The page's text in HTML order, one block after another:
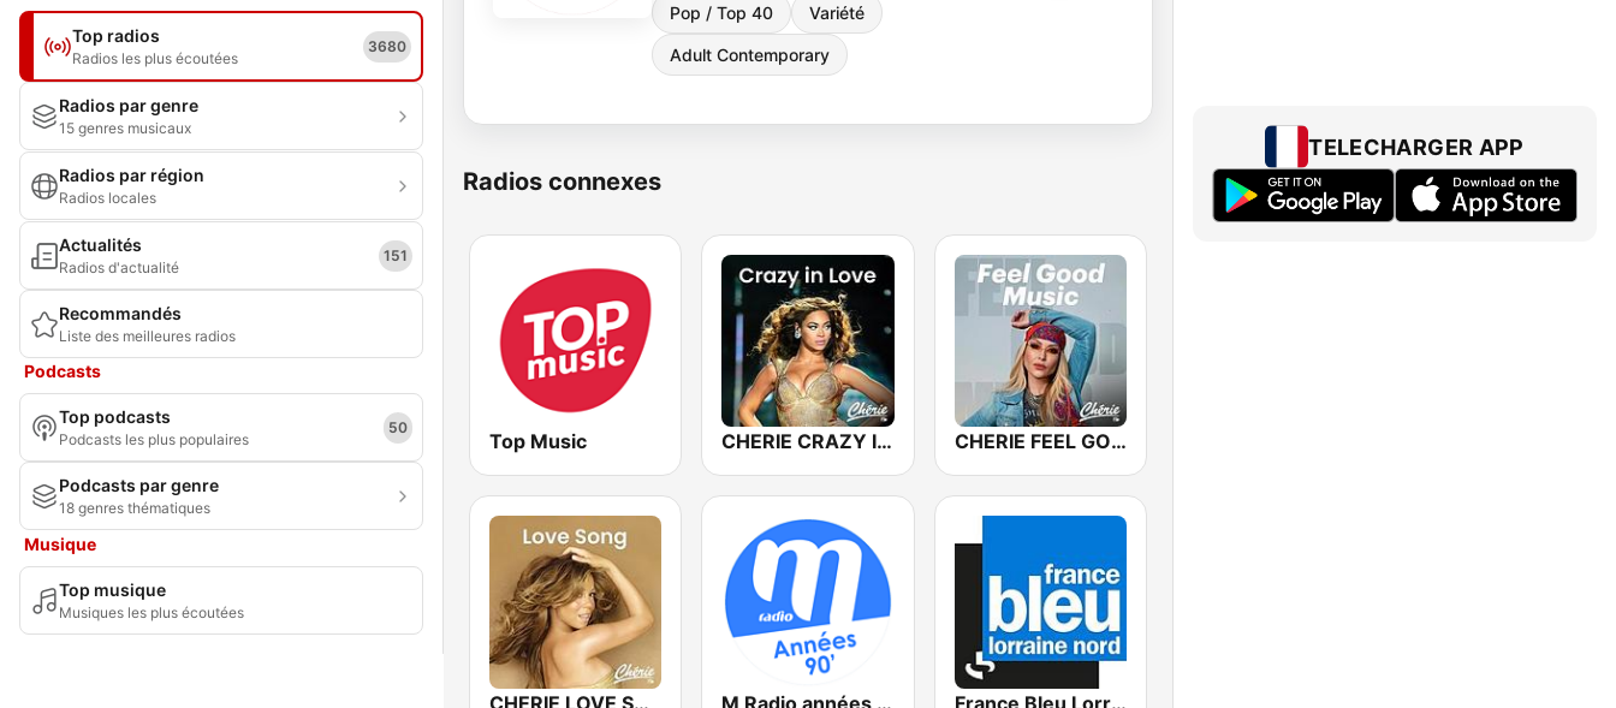
Top radios
Radios les plus écoutées
3680
Radios par genre
15 genres musicaux
Radios par région
Radios locales
Actualités
Radios d'actualité
151
Recommandés
Liste des meilleures radios
Podcasts
Top podcasts
Podcasts les plus populaires
50
Podcasts par genre
18 genres thématiques
Musique
Top musique
Musiques les plus écoutées
Pop / Top 40 Variété
Adult Contemporary
Radios connexes
Top Music CHERIE CRAZY IN LOVE CHERIE FEEL GOOD MUSIC
CHERIE LOVE SONGS M Radio années 90 France Bleu Lorraine Nord
TELECHARGER APP